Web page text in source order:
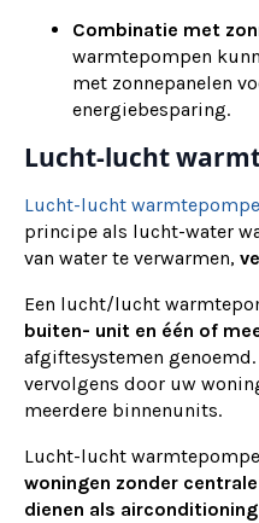
Combinatie met
warmtepompen
met zonnepanelen
energiebesparing.
Lucht-lucht
Lucht-lucht
principe als lucht-water
van water te verwarmen,
Een lucht/lucht
buiten- unit en één of
afgiftesystemen
vervolgens door uw
meerdere binnenunits.
Lucht-lucht
woningen zonder
dienen als airconditioning